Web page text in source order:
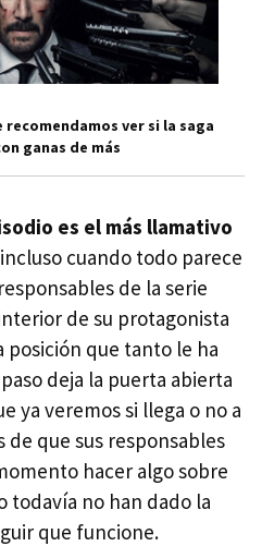
recomendamos ver si la saga
ganas de más
es el más llamativo
cuando todo parece
de la serie
de su protagonista
posición que tanto le ha
deja la puerta abierta
ya veremos si llega o no a
de que sus responsables
hacer algo sobre
todavía no han dado la
que funcione.